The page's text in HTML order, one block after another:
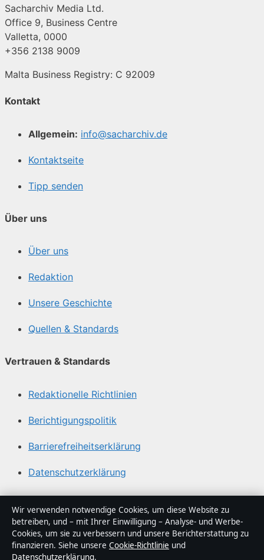
Sacharchiv Media Ltd.
Office 9, Business Centre
Valletta, 0000
+356 2138 9009
Malta Business Registry: C 92009
Kontakt
Allgemein: info@sacharchiv.de
Kontaktseite
Tipp senden
Über uns
Über uns
Redaktion
Unsere Geschichte
Quellen & Standards
Vertrauen & Standards
Redaktionelle Richtlinien
Berichtigungspolitik
Barrierefreiheitserklärung
Datenschutzerklärung
Über Sacharchiv in Kürze
Sacharchiv ist ein unabhängiger digitaler
Nachrichtenanbieter mit Fokus auf Politik, Wirtschaft,
Wir verwenden notwendige Cookies, um diese Website zu
betreiben, und – mit Ihrer Einwilligung – Analyse- und Werbe-
Cookies, um sie zu verbessern und unsere Berichterstattung zu
finanzieren. Siehe unsere Cookie-Richtlinie und
Datenschutzerklärung.